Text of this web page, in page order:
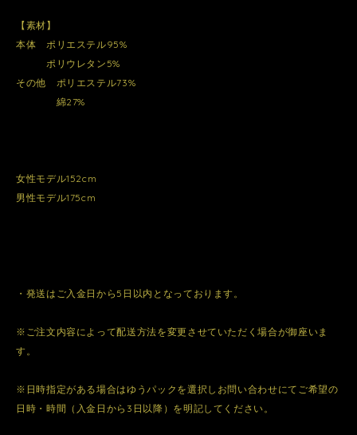
【素材】
本体 ポリエステル95%
ポリウレタン5%
その他 ポリエステル73%
綿27%
女性モデル152cm
男性モデル175cm
・発送はご入金日から5日以内となっております。
※ご注文内容によって配送方法を変更させていただく場合が御座いま
す。
※日時指定がある場合はゆうパックを選択しお問い合わせにてご希望の
日時・時間（入金日から3日以降）を明記してください。